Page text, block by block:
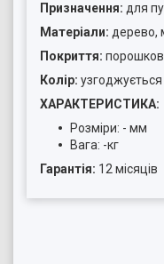
Призначення: для
Матеріали: дерево,
Покриття:
Колір:
ХАРАКТЕРИСТИКА:
Розміри: - мм
Вага: -кг
Гарантія: 12 місяців